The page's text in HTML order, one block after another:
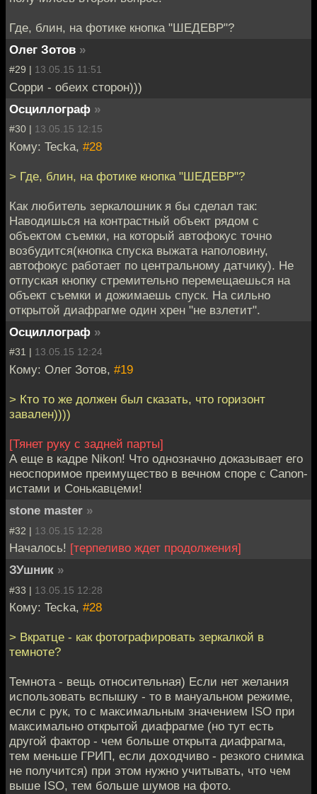
Где, блин, на фотике кнопка "ШЕДЕВР"?
Олег Зотов »
#29 | 13.05.15 11:51
Сорри - обеих сторон)))
Осциллограф »
#30 | 13.05.15 12:15
Кому: Tecka, #28
> Где, блин, на фотике кнопка "ШЕДЕВР"?
Как любитель зеркалошник я бы сделал так:
Наводишься на контрастный объект рядом с
объектом съемки, на который автофокус точно
возбудится(кнопка спуска выжата наполовину,
автофокус работает по центральному датчику). Не
отпуская кнопку стремительно перемещаешься на
объект съемки и дожимаешь спуск. На сильно
открытой диафрагме один хрен "не взлетит".
Осциллограф »
#31 | 13.05.15 12:24
Кому: Олег Зотов, #19
> Кто то же должен был сказать, что горизонт
завален))))
[Тянет руку с задней парты]
А еще в кадре Nikon! Что однозначно доказывает его
неоспоримое преимущество в вечном споре с Canon-
истами и Сонькавцеми!
stone master »
#32 | 13.05.15 12:28
Началось! [терпеливо ждет продолжения]
ЗУшник »
#33 | 13.05.15 12:28
Кому: Tecka, #28
> Вкратце - как фотографировать зеркалкой в
темноте?
Темнота - вещь относительная) Если нет желания
использовать вспышку - то в мануальном режиме,
если с рук, то с максимальным значением ISO при
максимально открытой диафрагме (но тут есть
другой фактор - чем больше открыта диафрагма,
тем меньше ГРИП, если доходчиво - резкого снимка
не получится) при этом нужно учитывать, что чем
выше ISO, тем больше шумов на фото.